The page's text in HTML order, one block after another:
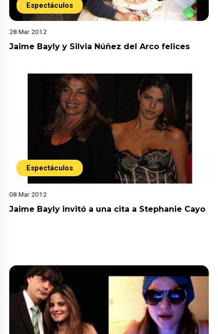
Espectáculos
28 Mar 2012
Jaime Bayly y Silvia Núñez del Arco felices
Espectáculos
08 Mar 2012
Jaime Bayly invitó a una cita a Stephanie Cayo